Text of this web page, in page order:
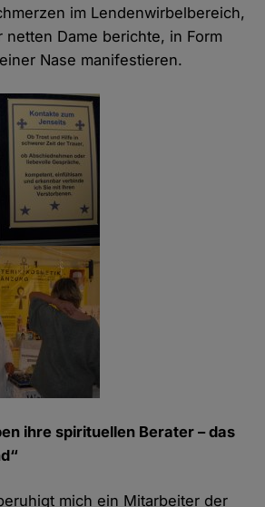
im Lendenwirbelbereich,
Dame berichte, in Form
Nase manifestieren.
ihre spirituellen Berater – das
mich ein Mitarbeiter der